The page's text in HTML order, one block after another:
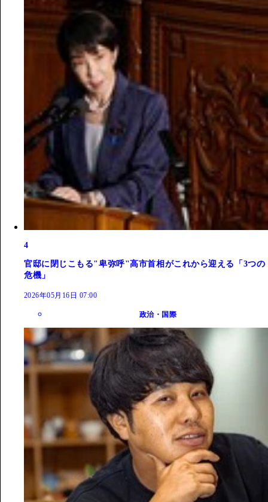
4
官邸に閉じこもる"卑弥呼"高市首相がこれから迎える「3つの
危機」
2026年05月16日 07:00
政治・国際